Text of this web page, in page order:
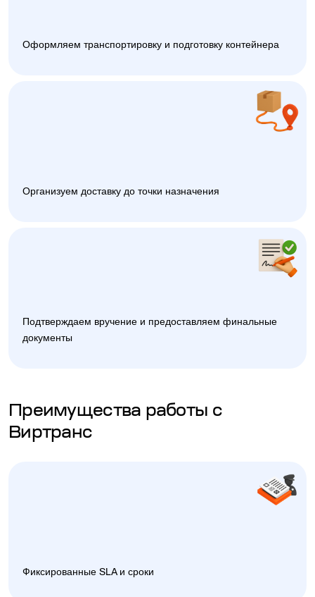
Оформляем транспортировку и подготовку контейнера
Организуем доставку до точки назначения
Подтверждаем вручение и предоставляем финальные
документы
Преимущества работы с
Виртранс
Фиксированные SLA и сроки